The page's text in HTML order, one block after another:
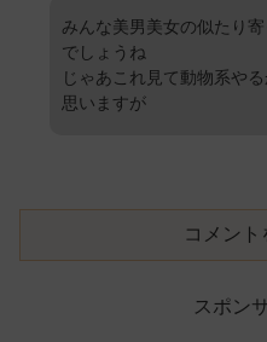
みんな美男美女の似たり
でしょうね
じゃあこれ見て動物系や
思いますが
コメン
スポン